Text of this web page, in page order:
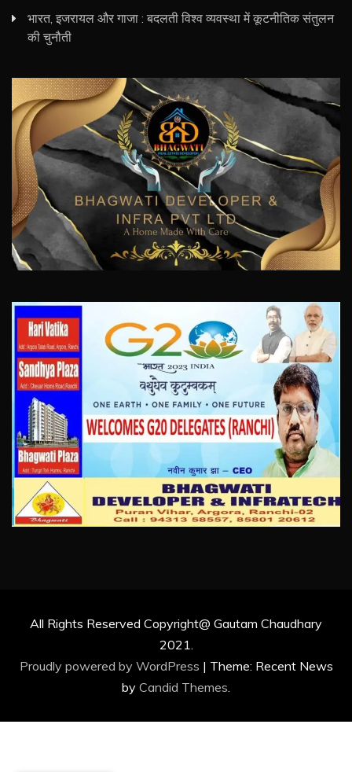
भारत, इजरायल और गाजा : बदलती विश्व व्यवस्था में कूटनीतिक संतुलन
की चुनौती
All Rights Reserved Copyright@ Gautam Chaudhary
2021.
Proudly powered by WordPress | Theme: Recent News
by Candid Themes.